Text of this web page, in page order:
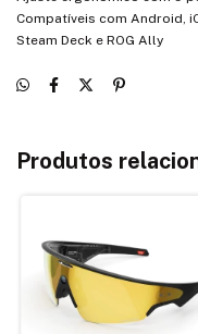
Compatíveis com Android,
Steam Deck e ROG Ally
Produtos